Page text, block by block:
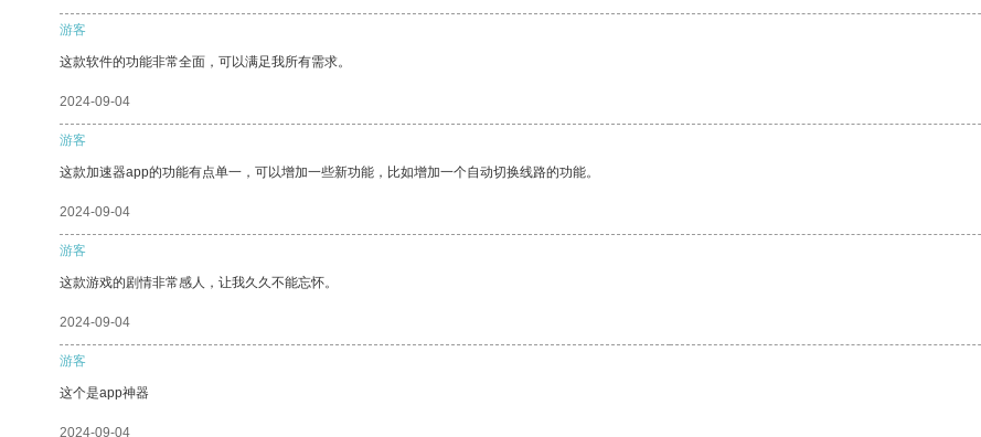
游客
这款软件的功能非常全面，可以满足我所有需求。
2024-09-04
游客
这款加速器app的功能有点单一，可以增加一些新功能，比如增加一个自动切换线路的功能。
2024-09-04
游客
这款游戏的剧情非常感人，让我久久不能忘怀。
2024-09-04
游客
这个是app神器
2024-09-04